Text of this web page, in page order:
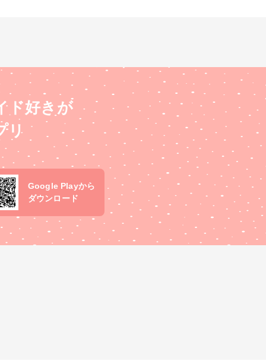
ド好きが
リ
Google Playから
ダウンロード